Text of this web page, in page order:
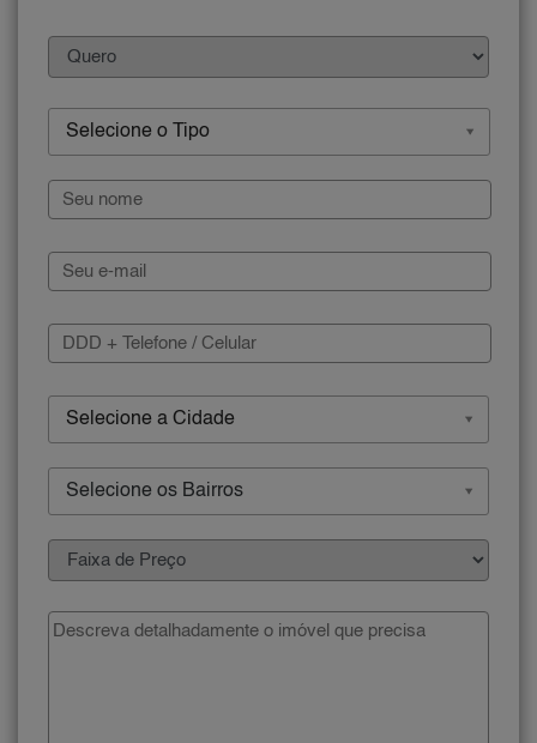
Selecione o Tipo
Selecione a Cidade
Selecione os Bairros